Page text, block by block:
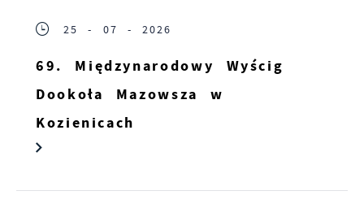
25 - 07 - 2026
69. Międzynarodowy Wyścig
Dookoła Mazowsza w
Kozienicach